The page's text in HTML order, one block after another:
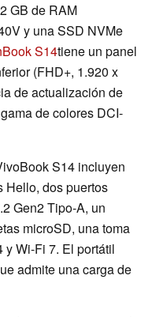
GB de RAM
y una SSD NVMe
S14tiene un panel
(FHD+, 1.920 x
de actualización de
de colores DCI-
S14 incluyen
Hello, dos puertos
Gen2 Tipo-A, un
microSD, una toma
y Wi-Fi 7. El portátil
admite una carga de